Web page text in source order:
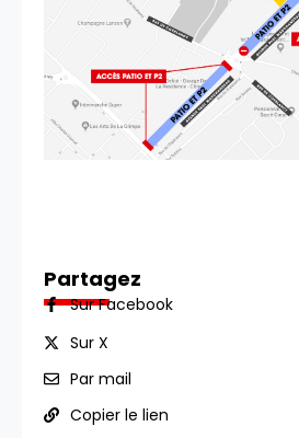
Partagez
Sur Facebook
Sur X
Par mail
Copier le lien